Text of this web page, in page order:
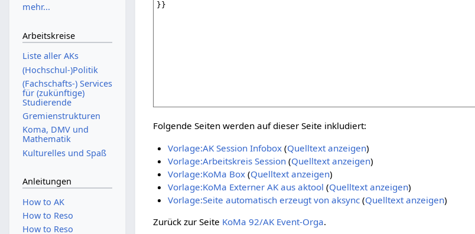
Folgende Seiten werden auf dieser Seite inkludiert:
Vorlage:AK Session Infobox(Quelltext anzeigen)
Vorlage:Arbeitskreis Session(Quelltext anzeigen)
Vorlage:KoMa Box(Quelltext anzeigen)
Vorlage:KoMa Externer AK aus aktool (Quelltext anzeigen)
Vorlage:Seite automatisch erzeugt von aksync(Quelltext anzeigen)
Zurück zur Seite KoMa 92/AK Event-Orga.
mehr...
Arbeitskreise
Liste aller AKs
(Hochschul-)Politik
(Fachschafts-) Services
für (zukünftige)
Studierende
Gremienstrukturen
Koma, DMV und
Mathematik
Kulturelles und Spaß
Anleitungen
How to AK
How to Reso
How to Reso